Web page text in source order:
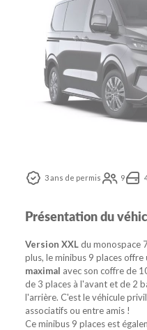
3 ans de permis 9
Présentation du
Version XXL du monospace
plus, le minibus 9 places offre
maximal avec son coffre de
de 3 places à l'avant et de 2
l'arrière. C'est le véhicule
associatifs ou entre amis !
Ce minibus 9 places est